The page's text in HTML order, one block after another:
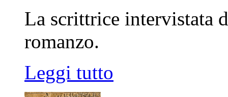
La scrittrice intervistata
romanzo.
Leggi tutto